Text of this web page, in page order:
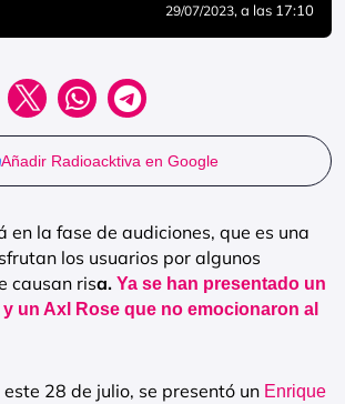
29/07/2023, a las 17:10
Añadir Radioacktiva en Google
en la fase de audiciones, que es una
los usuarios por algunos
causan risa. Ya se han presentado un
un Axl Rose que no emocionaron al
este 28 de julio, se presentó un Enrique